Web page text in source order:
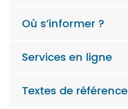
Où s’informer ?
Services en ligne
Textes de référence